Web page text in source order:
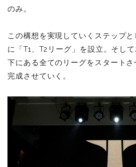
のみ。
この構想を実現していくステップ
に「T1、T2リーグ」を設立。そし
下にある全てのリーグをスタート
完成させていく。